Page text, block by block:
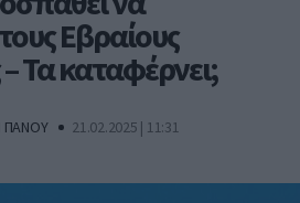
Εβραίους
Τα καταφέρνει;
ΠΑΝΟΥ
21.02.2025 | 11:31